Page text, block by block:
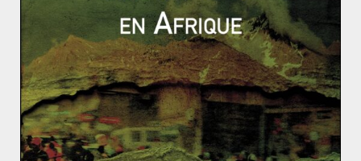
Irish Water : la fin de la gratuité de l’eau en Irlande
La France doit-elle livrer les navires « Mistral » à la R
ussie ?